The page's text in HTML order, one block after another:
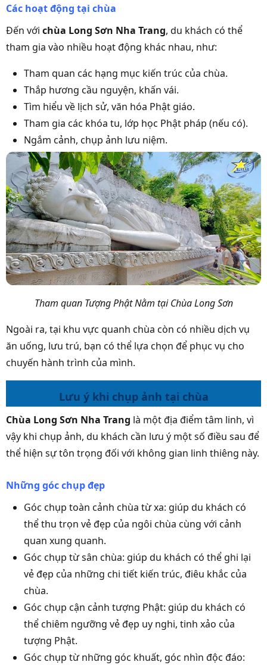
Các hoạt động tại chùa
Đến với chùa Long Sơn Nha Trang, du khách có thể
tham gia vào nhiều hoạt động khác nhau, như:
Tham quan các hạng mục kiến trúc của chùa.
Thắp hương cầu nguyện, khấn vái.
Tìm hiểu về lịch sử, văn hóa Phật giáo.
Tham gia các khóa tu, lớp học Phật pháp (nếu có).
Ngắm cảnh, chụp ảnh lưu niệm.
Tham quan Tượng Phật Nằm tại Chùa Long Sơn
Ngoài ra, tại khu vực quanh chùa còn có nhiều dịch vụ
ăn uống, lưu trú, bạn có thể lựa chọn để phục vụ cho
chuyến hành trình của mình.
Lưu ý khi chụp ảnh tại chùa
Chùa Long Sơn Nha Trang là một địa điểm tâm linh, vì
vậy khi chụp ảnh, du khách cần lưu ý một số điều sau để
thể hiện sự tôn trọng đối với không gian linh thiêng này.
Những góc chụp đẹp
Góc chụp toàn cảnh chùa từ xa: giúp du khách có
thể thu trọn vẻ đẹp của ngôi chùa cùng với cảnh
quan xung quanh.
Góc chụp từ sân chùa: giúp du khách có thể ghi lại
vẻ đẹp của những chi tiết kiến trúc, điêu khắc của
chùa.
Góc chụp cận cảnh tượng Phật: giúp du khách có
thể chiêm ngưỡng vẻ đẹp uy nghi, tinh xảo của
tượng Phật.
Góc chụp từ những góc khuất, góc nhìn độc đáo: